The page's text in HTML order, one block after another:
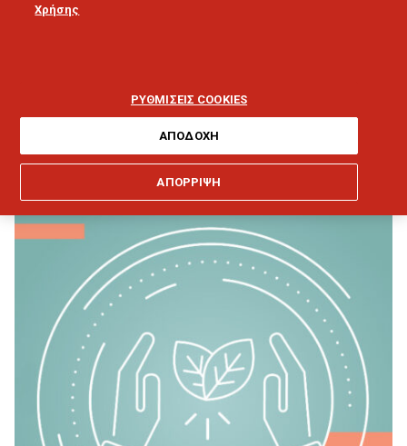
Sustainability World
Index ο όμιλος Generali
Χρήσης
ΡΥΘΜΙΣΕΙΣ COOKIES
ΑΠΟΡΡΙΨΗ
ΑΠΟΔΟΧΗ